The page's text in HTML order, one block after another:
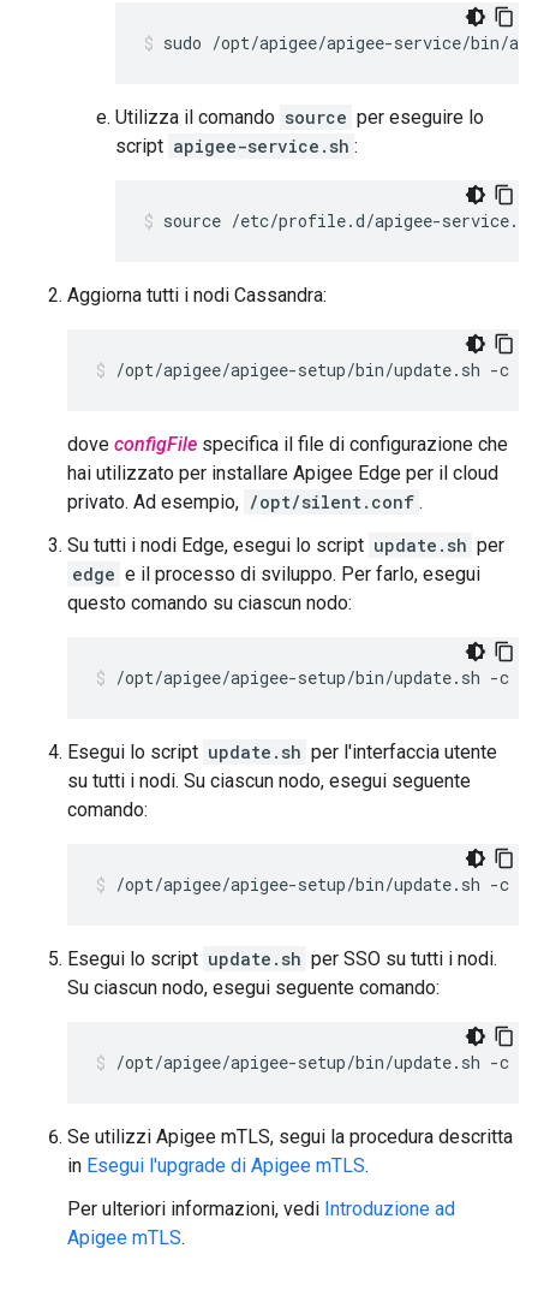
sudo /opt/apigee/apigee-service/bin/
Utilizza il comando source per eseguire lo
script apigee-service.sh :
source /etc/profile.d/apigee-service.sh
Aggiorna tutti i nodi Cassandra:
/opt/apigee/apigee-setup/bin/update.sh -c
dove configFile specifica il file di configurazione che
hai utilizzato per installare Apigee Edge per il cloud
privato. Ad esempio, /opt/silent.conf .
Su tutti i nodi Edge, esegui lo script update.sh per
edge e il processo di sviluppo. Per farlo, esegui
questo comando su ciascun nodo:
/opt/apigee/apigee-setup/bin/update.sh -c
Esegui lo script update.sh per l'interfaccia utente
su tutti i nodi. Su ciascun nodo, esegui seguente
comando:
/opt/apigee/apigee-setup/bin/update.sh -c
Esegui lo script update.sh per SSO su tutti i nodi.
Su ciascun nodo, esegui seguente comando:
/opt/apigee/apigee-setup/bin/update.sh -c
Se utilizzi Apigee mTLS, segui la procedura descritta
in Esegui l'upgrade di Apigee mTLS.
Per ulteriori informazioni, vedi Introduzione ad
Apigee mTLS.